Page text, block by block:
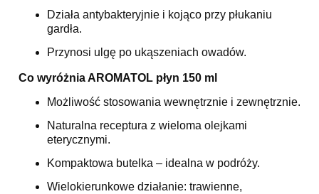
Działa antybakteryjnie i kojąco przy płukaniu
gardła.
Przynosi ulgę po ukąszeniach owadów.
Co wyróżnia AROMATOL płyn 150 ml
Możliwość stosowania wewnętrznie i zewnętrznie.
Naturalna receptura z wieloma olejkami
eterycznymi.
Kompaktowa butelka – idealna w podróży.
Wielokierunkowe działanie: trawienne,